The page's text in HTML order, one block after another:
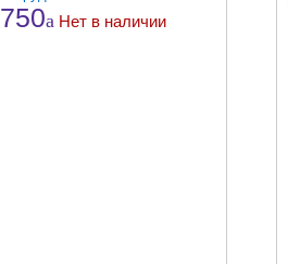
750a Нет в наличии